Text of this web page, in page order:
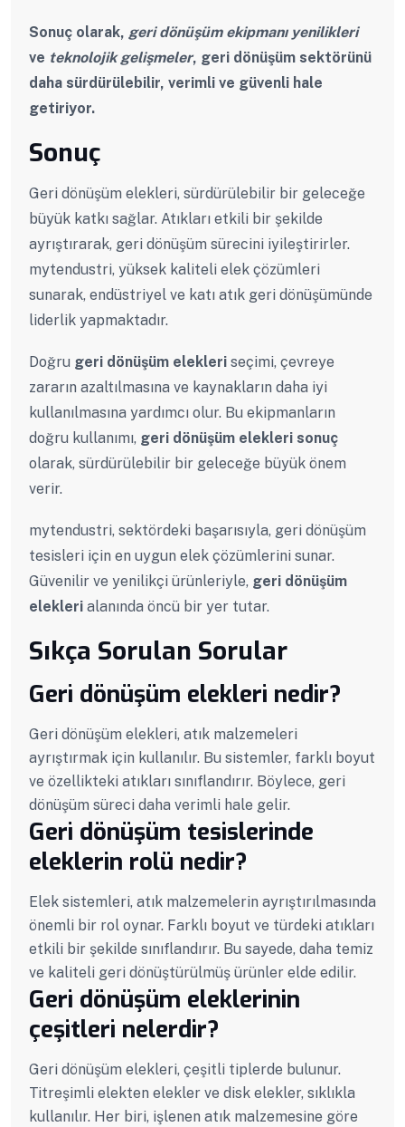
Sonuç olarak, geri dönüşüm ekipmanı yenilikleri
ve teknolojik gelişmeler, geri dönüşüm sektörünü
daha sürdürülebilir, verimli ve güvenli hale
getiriyor.
Sonuç
Geri dönüşüm elekleri, sürdürülebilir bir geleceğe
büyük katkı sağlar. Atıkları etkili bir şekilde
ayrıştırarak, geri dönüşüm sürecini iyileştirirler.
mytendustri, yüksek kaliteli elek çözümleri
sunarak, endüstriyel ve katı atık geri dönüşümünde
liderlik yapmaktadır.
Doğru geri dönüşüm elekleri seçimi, çevreye
zararın azaltılmasına ve kaynakların daha iyi
kullanılmasına yardımcı olur. Bu ekipmanların
doğru kullanımı, geri dönüşüm elekleri sonuç
olarak, sürdürülebilir bir geleceğe büyük önem
verir.
mytendustri, sektördeki başarısıyla, geri dönüşüm
tesisleri için en uygun elek çözümlerini sunar.
Güvenilir ve yenilikçi ürünleriyle, geri dönüşüm
elekleri alanında öncü bir yer tutar.
Sıkça Sorulan Sorular
Geri dönüşüm elekleri nedir?
Geri dönüşüm elekleri, atık malzemeleri
ayrıştırmak için kullanılır. Bu sistemler, farklı boyut
ve özellikteki atıkları sınıflandırır. Böylece, geri
dönüşüm süreci daha verimli hale gelir.
Geri dönüşüm tesislerinde
eleklerin rolü nedir?
Elek sistemleri, atık malzemelerin ayrıştırılmasında
önemli bir rol oynar. Farklı boyut ve türdeki atıkları
etkili bir şekilde sınıflandırır. Bu sayede, daha temiz
ve kaliteli geri dönüştürülmüş ürünler elde edilir.
Geri dönüşüm eleklerinin
çeşitleri nelerdir?
Geri dönüşüm elekleri, çeşitli tiplerde bulunur.
Titreşimli elekten elekler ve disk elekler, sıklıkla
kullanılır. Her biri, işlenen atık malzemesine göre